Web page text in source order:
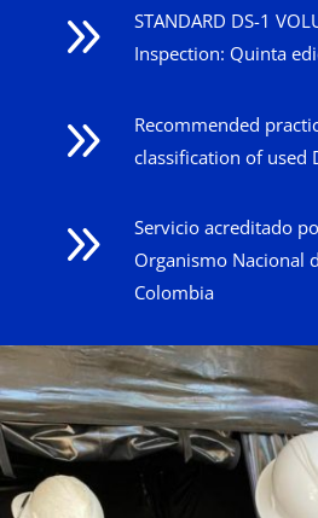
9
STANDARD DS-1
Inspection: Quinta
9
Recommended
classification of used
9
Servicio acreditado
Organismo Nacional
Colombia